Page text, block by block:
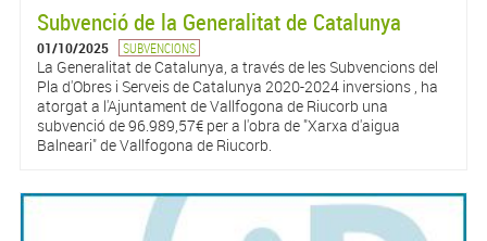
Subvenció de la Generalitat de Catalunya
01/10/2025 SUBVENCIONS
La Generalitat de Catalunya, a través de les Subvencions del
Pla d'Obres i Serveis de Catalunya 2020-2024 inversions , ha
atorgat a l'Ajuntament de Vallfogona de Riucorb una
subvenció de 96.989,57€ per a l'obra de "Xarxa d'aigua
Balneari" de Vallfogona de Riucorb.